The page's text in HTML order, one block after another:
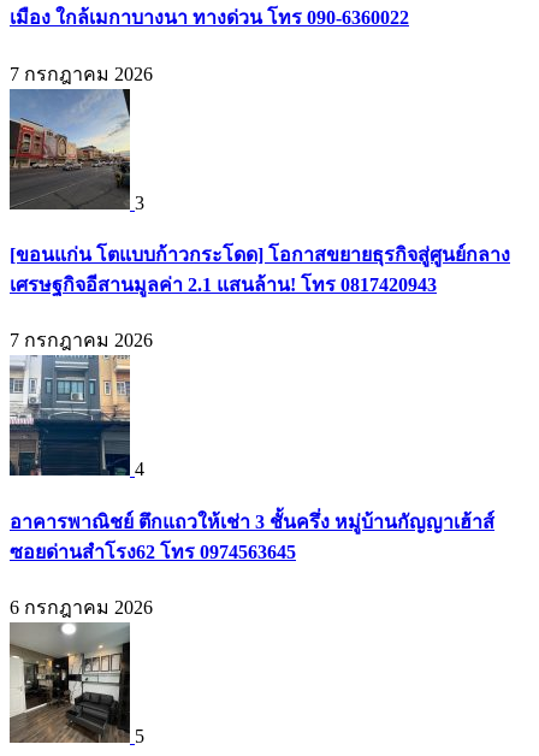
เมือง ใกล้เมกาบางนา ทางด่วน โทร 090-6360022
7 กรกฎาคม 2026
3
[ขอนแก่น โตแบบก้าวกระโดด] โอกาสขยายธุรกิจสู่ศูนย์กลาง
เศรษฐกิจอีสานมูลค่า 2.1 แสนล้าน! โทร 0817420943
7 กรกฎาคม 2026
4
อาคารพาณิชย์ ตึกแถวให้เช่า 3 ชั้นครึ่ง หมู่บ้านกัญญาเฮ้าส์
ซอยด่านสำโรง62 โทร 0974563645
6 กรกฎาคม 2026
5